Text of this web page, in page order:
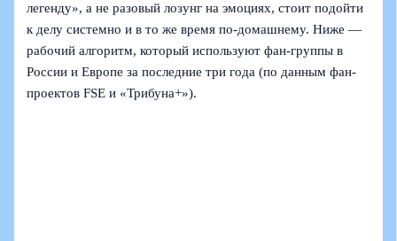
легенду», а не разовый лозунг на эмоциях, стоит подойти
к делу системно и в то же время по‑домашнему. Ниже —
рабочий алгоритм, который используют фан-группы в
России и Европе за последние три года (по данным фан-
проектов FSE и «Трибуна+»).